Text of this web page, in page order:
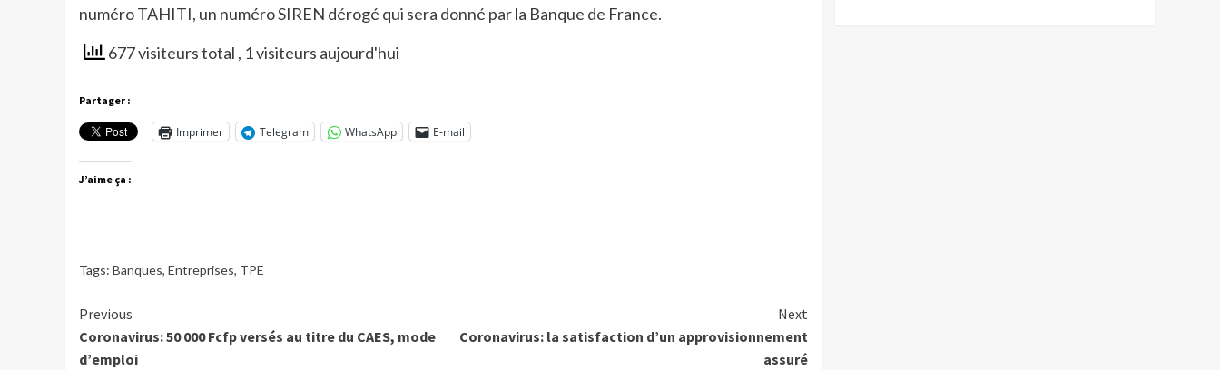
numéro TAHITI, un numéro SIREN dérogé qui sera donné par la Banque de France.
677 visiteurs total , 1 visiteurs aujourd'hui
Partager :
Imprimer Telegram WhatsApp E-mail
J’aime ça :
Tags: Banques, Entreprises, TPE
Continue
Reading
Previous
Coronavirus: 50 000 Fcfp versés au titre du CAES, mode
d’emploi
Next
Coronavirus: la satisfaction d’un approvisionnement
assuré